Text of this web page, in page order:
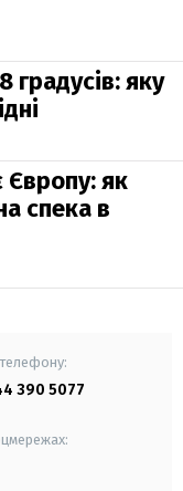
градусів: яку
як
спека в
390 5077